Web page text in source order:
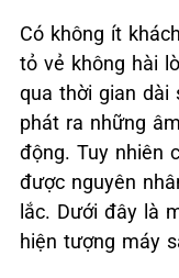
Có không ít
tỏ vẻ không hài
qua thời gian dài
phát ra những
động. Tuy nhiên
được nguyên
lắc. Dưới đây là
hiện tượng máy